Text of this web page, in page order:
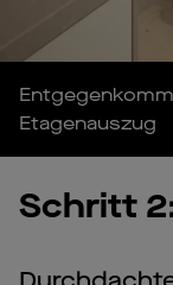
Etagenauszug
Schritt